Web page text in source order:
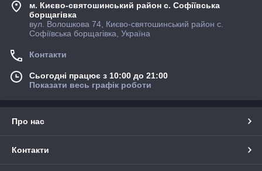
м. Києво-святошинський район с. Софіївська
борщагівка
вул. Волошкова 74, Києво-святошинський район с.
Софіївська борщагівка, Україна
Контакти
Сьогодні працює з 10:00 до 21:00
Показати весь графік роботи
Про нас
Контакти